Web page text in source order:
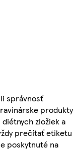
správnosť
produkty
zložiek a
prečítať etiketu
poskytnuté na